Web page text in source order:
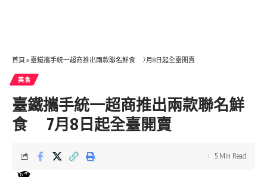
首頁 » 臺鐵攜手統一超商推出兩款聯名鮮食 7月8日起全臺開賣
美食
臺鐵攜手統一超商推出兩款聯名鮮
食 7月8日起全臺開賣
5 Min Read